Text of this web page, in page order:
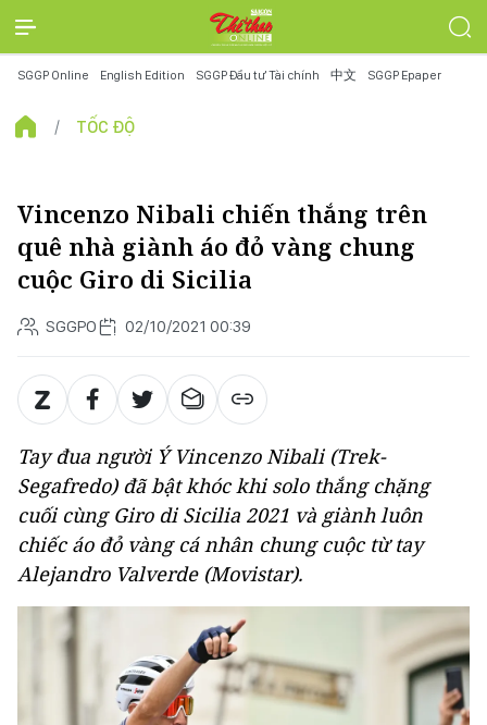
SGGP Online English Edition SGGP Đầu tư Tài chính 中文 SGGP Epaper
TỐC ĐỘ
Vincenzo Nibali chiến thắng trên
quê nhà giành áo đỏ vàng chung
cuộc Giro di Sicilia
SGGPO 02/10/2021 00:39
Tay đua người Ý Vincenzo Nibali (Trek-
Segafredo) đã bật khóc khi solo thắng chặng
cuối cùng Giro di Sicilia 2021 và giành luôn
chiếc áo đỏ vàng cá nhân chung cuộc từ tay
Alejandro Valverde (Movistar).